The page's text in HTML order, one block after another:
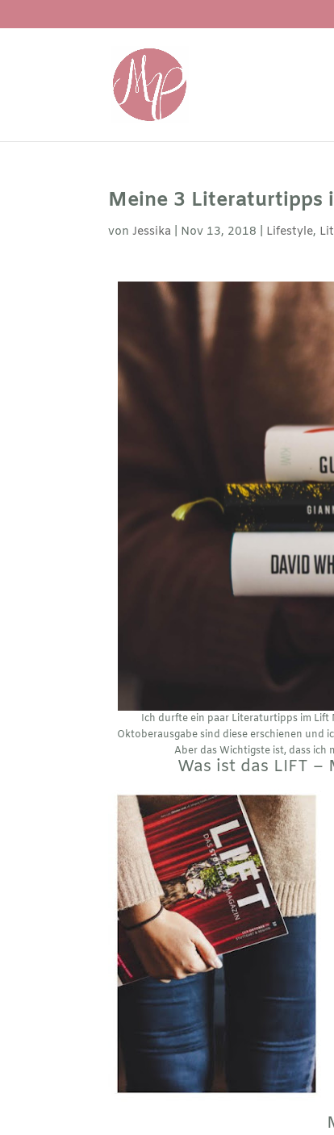
Meine 3 Literaturtipps
vonJessika Nov 13, 2018 Lifestyle,
Ich durfte ein paar Literaturtipps im Lift
Oktoberausgabe sind diese erschienen und
Aber das Wichtigste ist, dass
Was ist das LIFT